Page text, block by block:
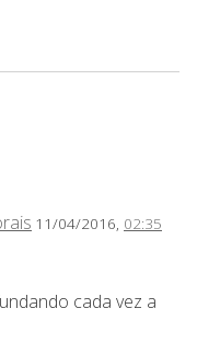
11/04/2016, 02:35
cada vez a